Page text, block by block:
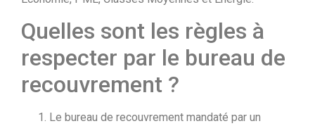
Quelles sont les règles à
respecter par le bureau de
recouvrement ?
Le bureau de recouvrement mandaté par un